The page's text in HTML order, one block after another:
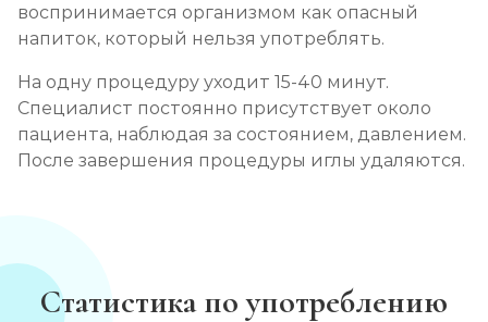
воспринимается организмом как опасный
напиток, который нельзя употреблять.
На одну процедуру уходит 15-40 минут.
Специалист постоянно присутствует около
пациента, наблюдая за состоянием, давлением.
После завершения процедуры иглы удаляются.
Статистика по употреблению